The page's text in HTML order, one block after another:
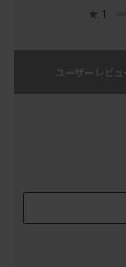
★ 1
ユーザーレビュ